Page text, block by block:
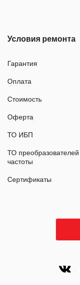
Условия ремонта
Гарантия
Оплата
Стоимость
Оферта
ТО ИБП
ТО преобразователей
частоты
Сертификаты